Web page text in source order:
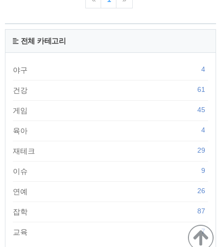
습니다. 스윙 기능의 경우 1~5단계로 구성되어 있으며, 5단계는
적당한 단계로 해주시는게 좋습니다. 그리고 멜로디 기능의 경
우 8가지 멜로디와 3가지 자연음으로 구성되어 있어 아가가 좋
아하는 음을 찾아 설정해 주시면 안정감을 훨씬 쉽게 느낄수 있
전체 카테고리
야구 4
건강 61
게임 45
육아 4
재테크 29
이슈 9
연예 26
잡학 87
교육 7